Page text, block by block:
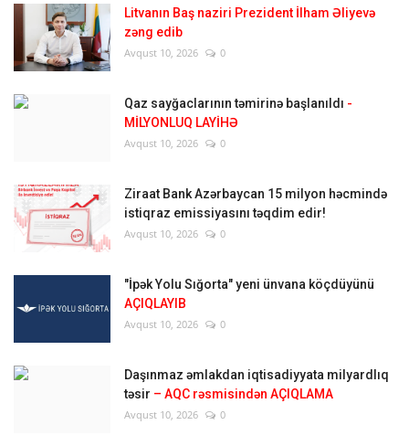
Litvanın Baş naziri Prezident İlham Əliyevə
zəng edib
Avqust 10, 2026 0
Qaz sayğaclarının təmirinə başlanıldı -
MİLYONLUQ LAYİHƏ
Avqust 10, 2026 0
Ziraat Bank Azərbaycan 15 milyon həcmində
istiqraz emissiyasını təqdim edir!
Avqust 10, 2026 0
"İpək Yolu Sığorta" yeni ünvana köçdüyünü
AÇIQLAYIB
Avqust 10, 2026 0
Daşınmaz əmlakdan iqtisadiyyata milyardlıq
təsir – AQC rəsmisindən AÇIQLAMA
Avqust 10, 2026 0